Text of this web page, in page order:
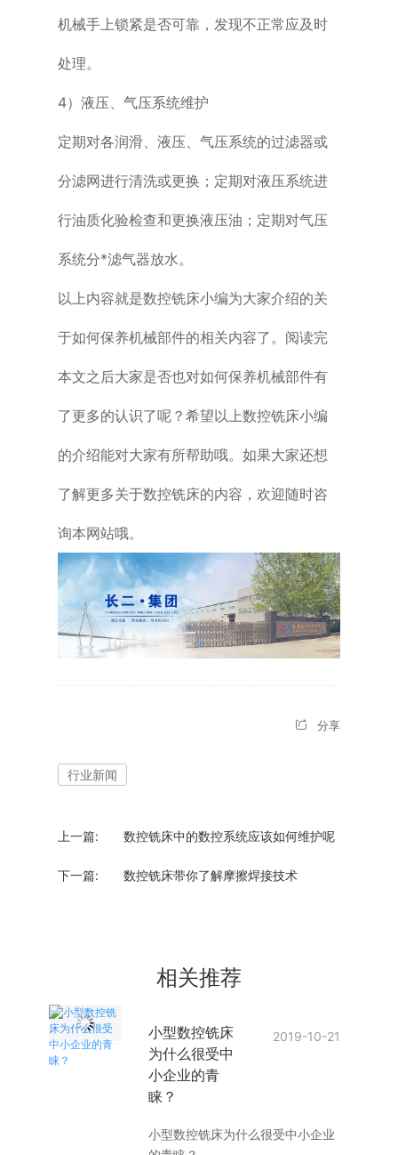
机械手上锁紧是否可靠，发现不正常应及时
处理。
4）液压、气压系统维护
定期对各润滑、液压、气压系统的过滤器或
分滤网进行清洗或更换；定期对液压系统进
行油质化验检查和更换液压油；定期对气压
系统分*滤气器放水。
以上内容就是数控铣床小编为大家介绍的关
于如何保养机械部件的相关内容了。 阅读完
本文之后大家是否也对如何保养机械部件有
了更多的认识了呢？希望以上数控铣床小编
的介绍能对大家有所帮助哦。如果大家还想
了解更多关于数控铣床的内容，欢迎随时咨
询本网站哦。
分享
行业新闻
上一篇: 数控铣床中的数控系统应该如何维护呢
下一篇: 数控铣床带你了解摩擦焊接技术
相关推荐
小型数控铣床
为什么很受中
小企业的青
睐？
2019-10-21
小型数控铣床为什么很受中小企业